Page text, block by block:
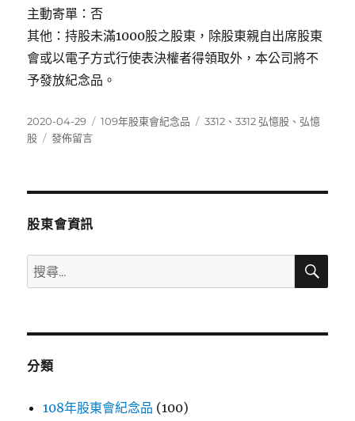
主動寄單：否
其他：持股未滿1000股之股東，除股東親自出席股東
會或以電子方式行使表決權者得領取外，本公司將不
予發放紀念品。
發
佈
2020-04-29
分
109年股東會紀念品
標
3312 、3312 弘憶股 、弘憶
股
在
發佈留言
股東會資訊
搜
尋
鍵
搜
分類
108年股東會紀念品 (100)